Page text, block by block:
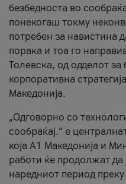
безбедноста во
понекогаш токму
потребен за навистина
порака и тоа го
Толевска, од одделот
корпоративна
Македонија.
„Одговорно со
сообраќај.“ е
која A1 Македонија и
работи ќе продолжат да
наредниот период